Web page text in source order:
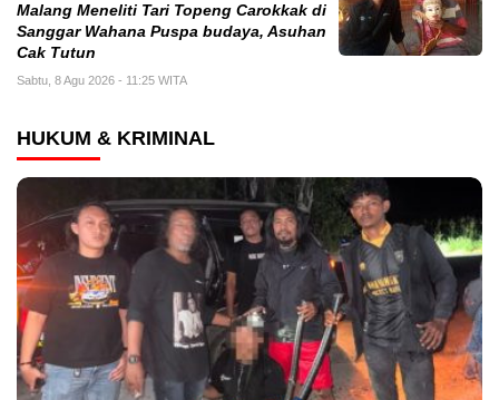
Malang Meneliti Tari Topeng Carokkak di
Sanggar Wahana Puspa budaya, Asuhan
Cak Tutun
Sabtu, 8 Agu 2026 - 11:25 WITA
HUKUM & KRIMINAL